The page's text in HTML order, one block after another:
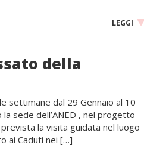
LEGGI
della
settimane dal 29 Gennaio al 10
sede dell’ANED , nel progetto
la visita guidata nel luogo
ai Caduti nei […]